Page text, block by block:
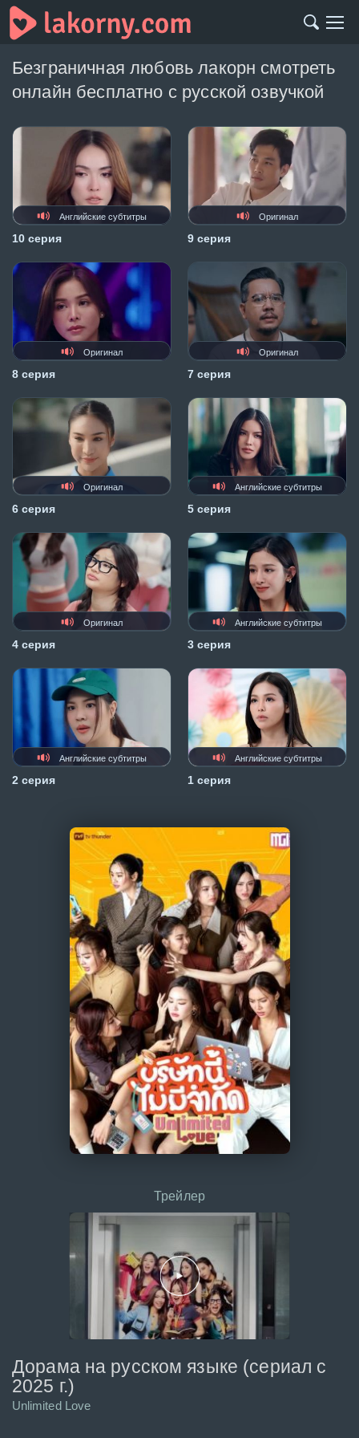
Безграничная любовь лакорн смотреть
онлайн бесплатно с русской озвучкой
Английские субтитры
10 серия
Оригинал
9 серия
Оригинал
8 серия
Оригинал
7 серия
Оригинал
6 серия
Английские субтитры
5 серия
Оригинал
4 серия
Английские субтитры
3 серия
Английские субтитры
2 серия
Английские субтитры
1 серия
Дорама на русском языке (сериал с
2025 г.)
Unlimited Love
Трейлер